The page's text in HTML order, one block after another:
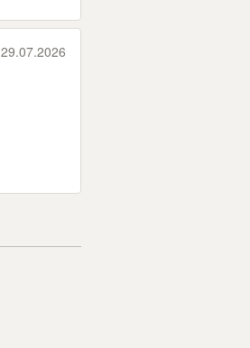
29.07.2026